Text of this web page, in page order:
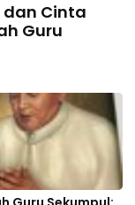
dan Cinta
Guru